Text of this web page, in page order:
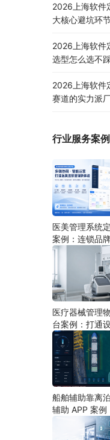
2026上海软件
大核心避坑环
2026上海软件
选型怎么选不
2026上海软件
赛道的实力派
行业服务案例
医美管理系统
案例：连锁品
端协同
医疗器械管理
台案例：打通
制、状态采集
维
船舶辅助靠离
辅助 APP 案例